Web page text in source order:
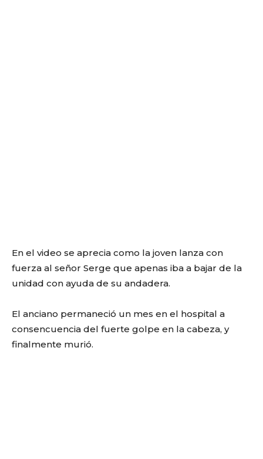
En el video se aprecia como la joven lanza con
fuerza al señor Serge que apenas iba a bajar de la
unidad con ayuda de su andadera.
El anciano permaneció un mes en el hospital a
consencuencia del fuerte golpe en la cabeza, y
finalmente murió.